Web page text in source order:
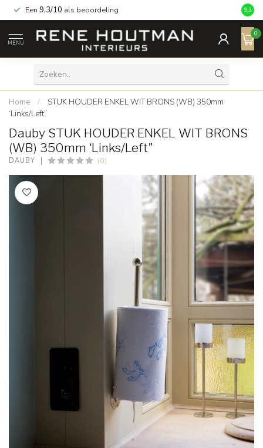
Een 9,3/10 als beoordeling 9.3
MENU
0
Home /
STUK HOUDER ENKEL WIT BRONS (WB) 350mm
‘Links/Left”
Dauby STUK HOUDER ENKEL WIT BRONS
(WB) 350mm ‘Links/Left”
DAUBY (0)